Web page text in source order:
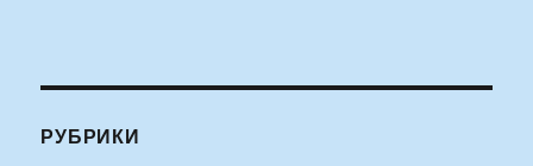
РУБРИКИ